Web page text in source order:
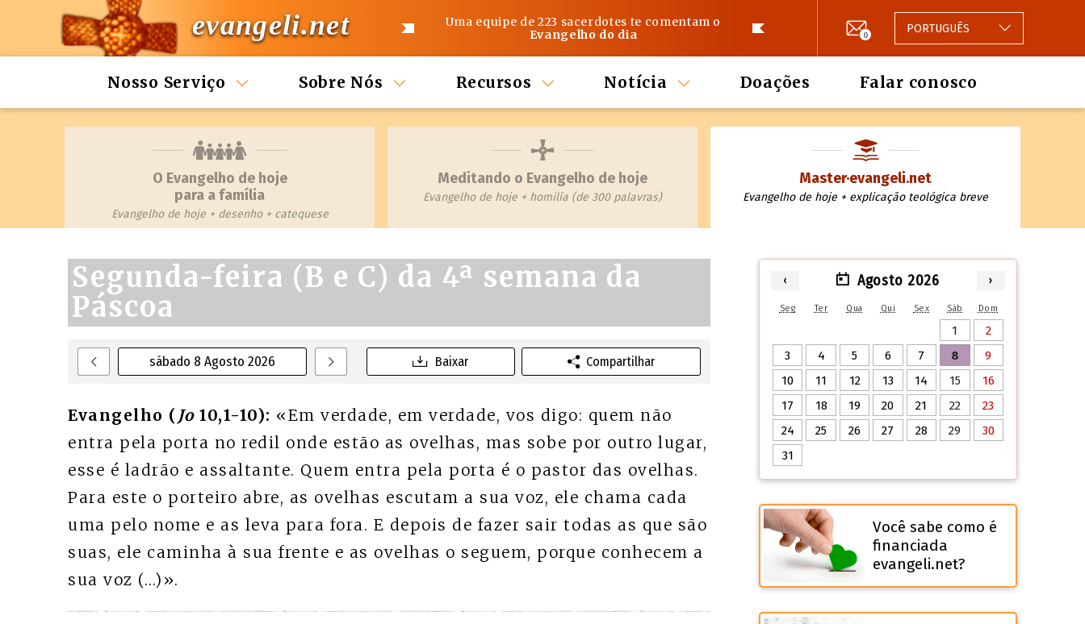
evangeli.net
Uma equipe de 223 sacerdotes te comentam o
Evangelho do dia
0 PORTUGUÊS
Nosso Serviço Sobre Nós Recursos Notícia Doações Falar conosco
O Evangelho de hoje
para a família
Evangelho de hoje + desenho + catequese
Meditando o Evangelho de hoje
Evangelho de hoje + homilía (de 300 palavras)
Master·evangeli.net
Evangelho de hoje + explicação teológica breve
sábado 8 Agosto 2026
Segunda-feira (B e C) da 4ª semana da
Páscoa
Baixar Compartilhar
Evangelho ( Jo10,1-10): «Em verdade, em verdade, vos digo: quem não
entra pela porta no redil onde estão as ovelhas, mas sobe por outro lugar,
esse é ladrão e assaltante. Quem entra pela porta é o pastor das ovelhas.
Para este o porteiro abre, as ovelhas escutam a sua voz, ele chama cada
uma pelo nome e as leva para fora. E depois de fazer sair todas as que são
suas, ele caminha à sua frente e as ovelhas o seguem, porque conhecem a
sua voz (…)».
‹ Agosto 2026 ›
Seg Ter Qua Qui Sex Sáb Dom
1
2
3
4 5 6 7 8
9
10
11 12 13 14 15
16
17
18 19 20 21 22
23
24
25 26 27 28 29
30
31
Você sabe como é
financiada
evangeli.net?